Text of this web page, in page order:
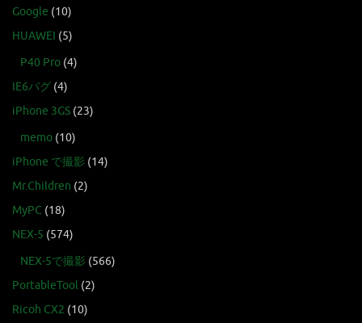
Google (10)
HUAWEI (5)
P40 Pro (4)
IE6バグ (4)
iPhone 3GS (23)
memo (10)
iPhone で撮影 (14)
Mr.Children (2)
MyPC (18)
NEX-5 (574)
NEX-5で撮影 (566)
PortableTool (2)
Ricoh CX2 (10)